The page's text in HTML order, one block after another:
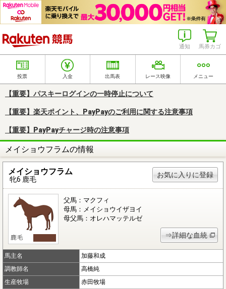
馬券カゴ
通知
投票 入金 出馬表 レース映像 メニュー
【重要】パスキーログインの一時停止について
【重要】楽天ポイント、PayPayのご利用に関する注意事項
【重要】PayPayチャージ時の注意事項
メイショウフラムの情報
メイショウフラム
牝6 鹿毛
お気に入りに登録
父馬：マクフィ
母馬：メイショウイザヨイ
母父馬：オレハマッテルゼ
⇒詳細な血統
馬主名
加藤和成
調教師名
高橋純
生産牧場
赤田牧場